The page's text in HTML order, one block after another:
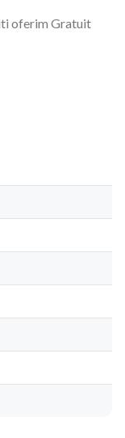
iti oferim Gratuit